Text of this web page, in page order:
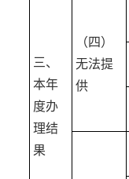
三、
本年
度办
理结
果
（四）
无法提
供